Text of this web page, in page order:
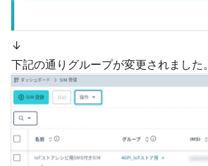
↓
下記の通りグループが変更されました。